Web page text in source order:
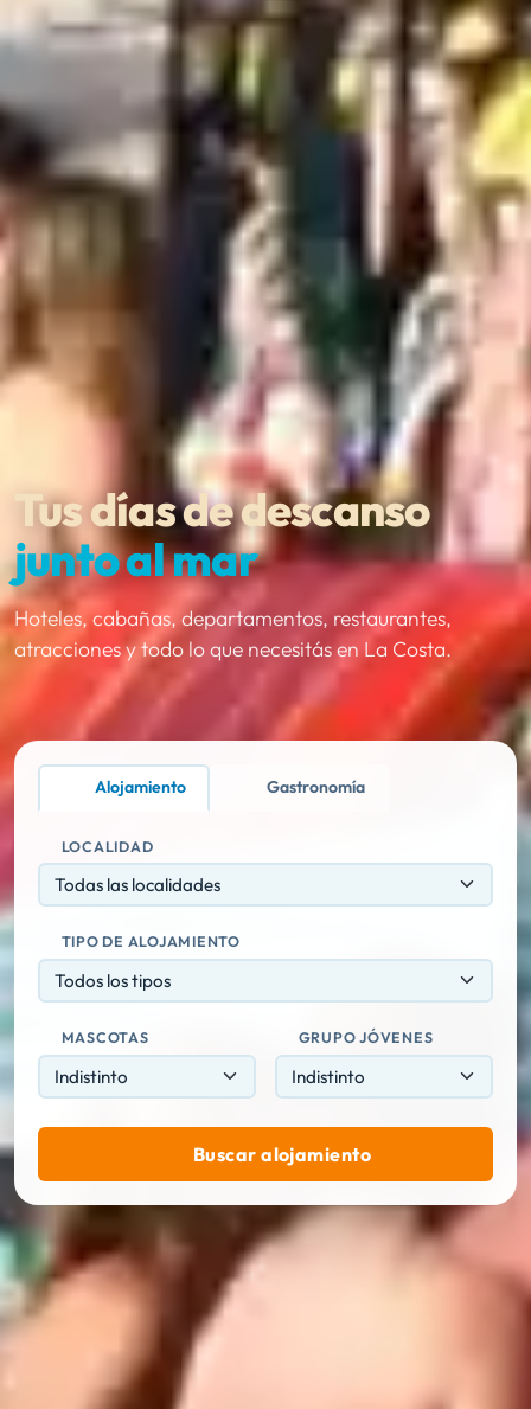
Tus días de descanso
junto al mar
Hoteles, cabañas, departamentos, restaurantes,
atracciones y todo lo que necesitás en La Costa.
Alojamiento Gastronomía
LOCALIDAD
Todas las localidades
TIPO DE ALOJAMIENTO
Todos los tipos
MASCOTAS GRUPO JÓVENES
Buscar alojamiento